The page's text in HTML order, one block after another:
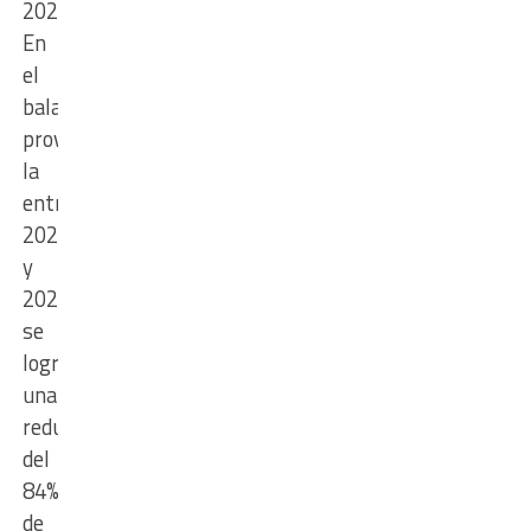
2024”.
En
el
balance
provincial,
la
entre
2024
y
2025
se
logró
una
reducción
del
84%
de